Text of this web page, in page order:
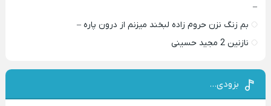
–
بم زنگ نزن حروم زاده لبخند میزنم از درون پاره –
نازنین 2 مجید حسینی
بزودی…